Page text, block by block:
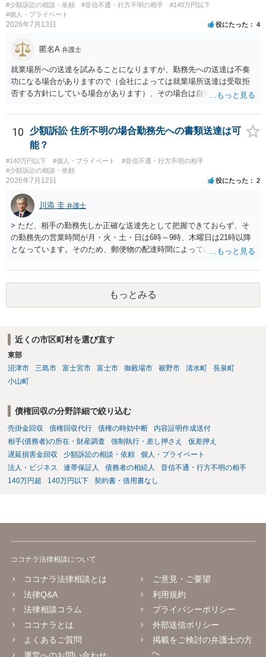
#少額訴訟の相談・依頼 #音信不通・行方不明の相手
#140万円以下
#個人・プライベート
2026年7月13日 役にたった 4
匿名A 弁護士
就業場所への送達を試みることになりますが、勤務先への送達は不奏
功になる場合がありますので（会社によっては就業場所送達は受取拒
否する方針にしている場合があります）、その場合は自宅の住所調査
10
少額訴訟 住所不明の場合勤務先への書類送達は可
能？
#140万円以下 #個人・プライベート
#音信不通・行方不明の相手
#少額訴訟の相談・依頼
2026年7月12日 役にたった 2
川添 圭 弁護士
> ただ、相手の勤務先しか正確な送達先として把握できておらず、そ
の勤務先の営業時間が月・火・土・日は6時～9時、木曜日は21時以降
となっています。そのため、郵便物の配達時間によっては受け取りが
夜間の送達を上申するのが基本になりますが、感覚的には郵便局を動
かすには早すぎるので執行官送達を申し立てる必要があるかもしれま
せん。裁判所としては（あまりに特殊すぎて）就業場所送達を認めな
い可能性もありますし、執行官送達には費用もかかりますので、まず
もっとみる
近くの市区町村を選び直す
東部
沼津市
三島市 富士宮市 富士市 御殿場市 裾野市 清水町
長泉町
小山町
債権回収の分野詳細で絞り込む
売掛金回収 債権回収代行 債権の時効中断
内容証明作成送付
相手(債務者)の所在・財産調査
強制執行・差し押さえ
仮差押え
遅延損害金回収
少額訴訟の相談・依頼
個人・プライベート
法人・ビジネス
連帯保証人 債務者の相続人
音信不通・行方不明の相手
140万円超
140万円以下 契約書・借用書なし
ココナラ法律相談について
ココナラ法律相談とは
法律Q&A
法律相談コラム
ココナラとは
よくあるご質問
運営へのお問い合わせ
ご意見・ご要望
利用規約
プライバシーポリシー
外部送信ポリシー
掲載をご検討の弁護士の方
へ